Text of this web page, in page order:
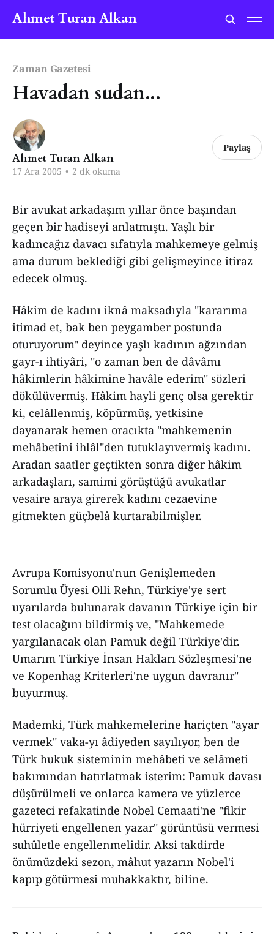
Ahmet Turan Alkan
Zaman Gazetesi
Havadan sudan...
Ahmet Turan Alkan
17 Ara 2005 • 2 dk okuma
Paylaş
Bir avukat arkadaşım yıllar önce başından
geçen bir hadiseyi anlatmıştı. Yaşlı bir
kadıncağız davacı sıfatıyla mahkemeye gelmiş
ama durum beklediği gibi gelişmeyince itiraz
edecek olmuş.
Hâkim de kadını iknâ maksadıyla "kararıma
itimad et, bak ben peygamber postunda
oturuyorum" deyince yaşlı kadının ağzından
gayr-ı ihtiyâri, "o zaman ben de dâvâmı
hâkimlerin hâkimine havâle ederim" sözleri
dökülüvermiş. Hâkim hayli genç olsa gerektir
ki, celâllenmiş, köpürmüş, yetkisine
dayanarak hemen oracıkta "mahkemenin
mehâbetini ihlâl"den tutuklayıvermiş kadını.
Aradan saatler geçtikten sonra diğer hâkim
arkadaşları, samimi görüştüğü avukatlar
vesaire araya girerek kadını cezaevine
gitmekten güçbelâ kurtarabilmişler.
Avrupa Komisyonu'nun Genişlemeden
Sorumlu Üyesi Olli Rehn, Türkiye'ye sert
uyarılarda bulunarak davanın Türkiye için bir
test olacağını bildirmiş ve, "Mahkemede
yargılanacak olan Pamuk değil Türkiye'dir.
Umarım Türkiye İnsan Hakları Sözleşmesi'ne
ve Kopenhag Kriterleri'ne uygun davranır"
buyurmuş.
Mademki, Türk mahkemelerine hariçten "ayar
vermek" vaka-yı âdiyeden sayılıyor, ben de
Türk hukuk sisteminin mehâbeti ve selâmeti
bakımından hatırlatmak isterim: Pamuk davası
düşürülmeli ve onlarca kamera ve yüzlerce
gazeteci refakatinde Nobel Cemaati'ne "fikir
hürriyeti engellenen yazar" görüntüsü vermesi
suhûletle engellenmelidir. Aksi takdirde
önümüzdeki sezon, mâhut yazarın Nobel'i
kapıp götürmesi muhakkaktır, biline.